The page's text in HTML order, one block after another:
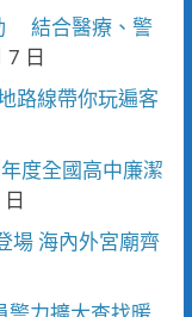
結合醫療、警
7 日
路線帶你玩遍客
度全國高中廉潔
場 海內外宮廟齊